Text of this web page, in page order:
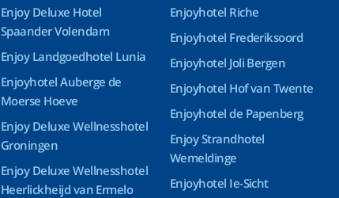
Enjoy Deluxe Hotel
Spaander Volendam
Enjoy Landgoedhotel Lunia
Enjoyhotel Auberge de
Moerse Hoeve
Enjoy Deluxe Wellnesshotel
Groningen
Enjoy Deluxe Wellnesshotel
Heerlickheijd van Ermelo
Enjoyhotel Riche
Enjoyhotel Frederiksoord
Enjoyhotel Joli Bergen
Enjoyhotel Hof van Twente
Enjoyhotel de Papenberg
Enjoy Strandhotel
Wemeldinge
Enjoyhotel Ie-Sicht